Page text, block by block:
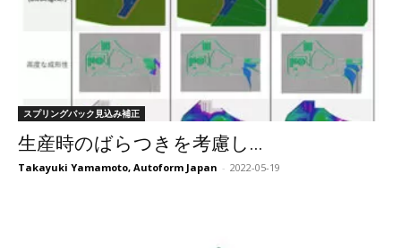
スプリングバック見込み補正
生産時のばらつきを考慮し...
Takayuki Yamamoto, Autoform Japan - 2022-05-19